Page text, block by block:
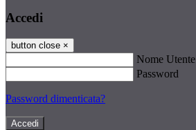
Accedi
button close ×
Nome Utente
Password
Password dimenticata?